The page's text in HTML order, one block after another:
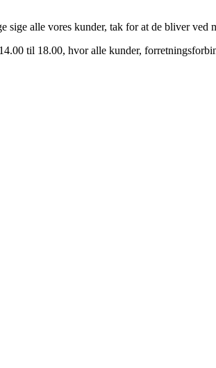
alle vores kunder, tak for at de bliver ved
til 18.00, hvor alle kunder,